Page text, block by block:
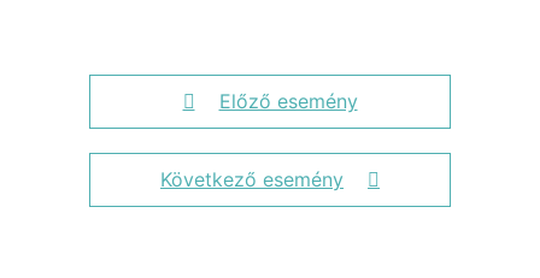
Előző esemény
Következő esemény